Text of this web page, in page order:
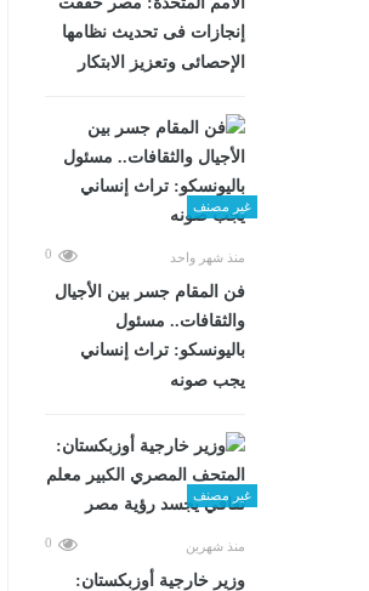
إنجازات فى تحديث نظامها
الإحصائى وتعزيز الابتكار
غير مصنف
منذ شهر واحد 0
فن المقام جسر بين الأجيال
والثقافات.. مسئول
باليونسكو: تراث إنساني
يجب صونه
غير مصنف
منذ شهرين 0
وزير خارجية أوزبكستان: